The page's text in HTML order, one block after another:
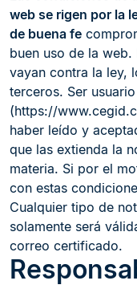
web se rigen por la
de buena fe
buen uso de la
vayan contra la ley,
terceros. Ser
(https://
haber leído y
que las extienda la
materia. Si por el
con estas
Cualquier tipo de
solamente será
correo certificado.